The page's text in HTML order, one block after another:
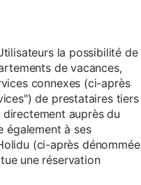
la possibilité de
de vacances,
connexes (ci-après
de prestataires tiers
auprès du
également à ses
(ci-après dénommée
une réservation